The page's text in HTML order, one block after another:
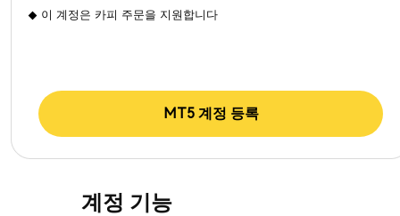
이 계정은 카피 주문을 지원합니다
MT5 계정 등록
계정 기능